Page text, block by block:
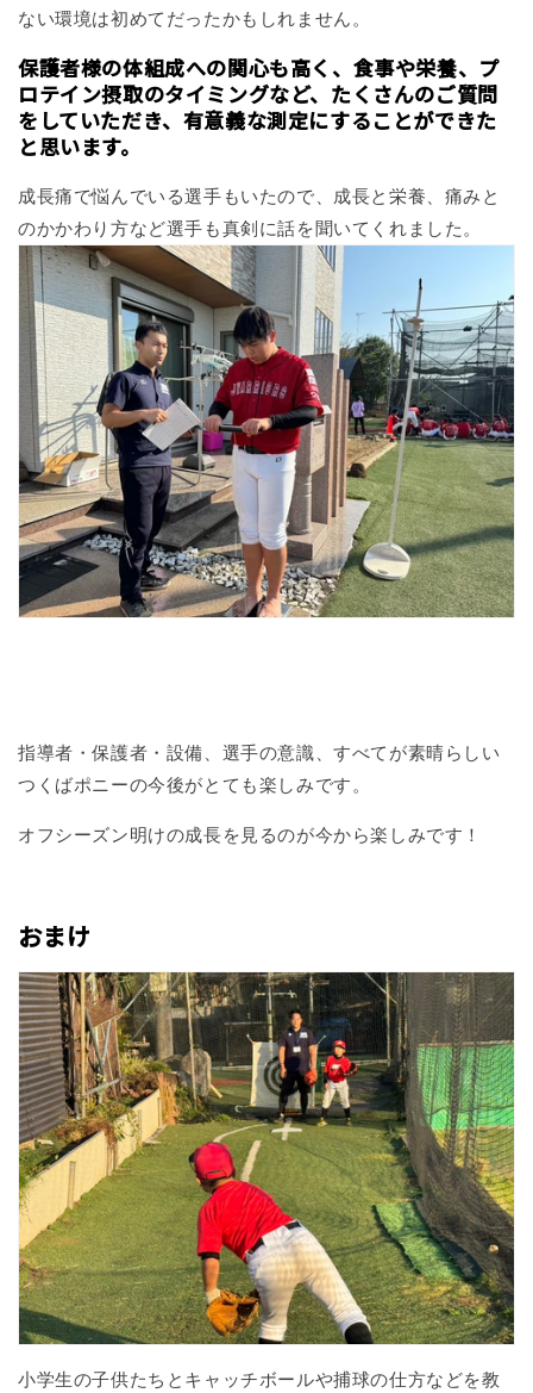
ない環境は初めてだったかもしれません。
保護者様の体組成への関心も高く、食事や栄養、プ
ロテイン摂取のタイミングなど、たくさんのご質問
をしていただき、有意義な測定にすることができた
と思います。
成長痛で悩んでいる選手もいたので、成長と栄養、痛みと
のかかわり方など選手も真剣に話を聞いてくれました。
指導者・保護者・設備、選手の意識、すべてが素晴らしい
つくばポニーの今後がとても楽しみです。
オフシーズン明けの成長を見るのが今から楽しみです！
おまけ
小学生の子供たちとキャッチボールや捕球の仕方などを教